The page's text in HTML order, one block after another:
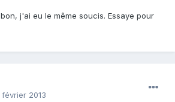
j'ai eu le même soucis. Essaye pour
2013